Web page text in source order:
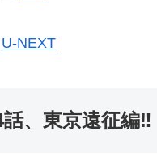
U-NEXT
、東京遠征編‼